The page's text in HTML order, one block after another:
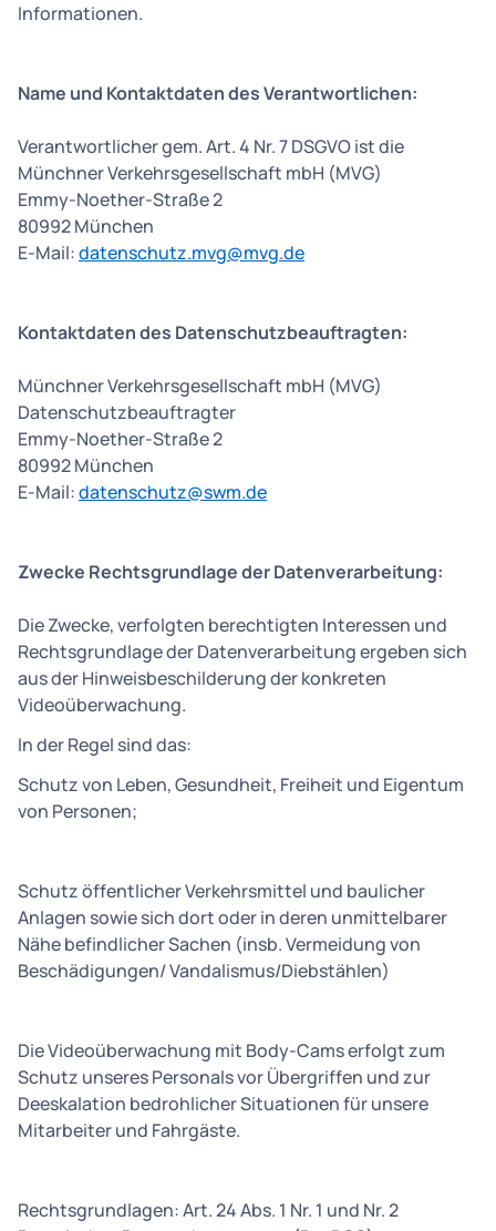
Informationen.
Name und Kontaktdaten des Verantwortlichen:
Verantwortlicher gem. Art. 4 Nr. 7 DSGVO ist die
Münchner Verkehrsgesellschaft mbH (MVG)
Emmy-Noether-Straße 2
80992 München
E-Mail:datenschutz.mvg@mvg.de
Kontaktdaten des Datenschutzbeauftragten:
Münchner Verkehrsgesellschaft mbH (MVG)
Datenschutzbeauftragter
Emmy-Noether-Straße 2
80992 München
E-Mail:datenschutz@swm.de
Zwecke Rechtsgrundlage der Datenverarbeitung:
Die Zwecke, verfolgten berechtigten Interessen und
Rechtsgrundlage der Datenverarbeitung ergeben sich
aus der Hinweisbeschilderung der konkreten
Videoüberwachung.
In der Regel sind das:
Schutz von Leben, Gesundheit, Freiheit und Eigentum
von Personen;
Schutz öffentlicher Verkehrsmittel und baulicher
Anlagen sowie sich dort oder in deren unmittelbarer
Nähe befindlicher Sachen (insb. Vermeidung von
Beschädigungen/ Vandalismus/Diebstählen)
Die Videoüberwachung mit Body-Cams erfolgt zum
Schutz unseres Personals vor Übergriffen und zur
Deeskalation bedrohlicher Situationen für unsere
Mitarbeiter und Fahrgäste.
Rechtsgrundlagen: Art. 24 Abs. 1 Nr. 1 und Nr. 2